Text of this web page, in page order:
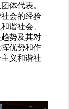
体代表。
会的经验
谐社会、
势及其对
优势和作
义和谐社